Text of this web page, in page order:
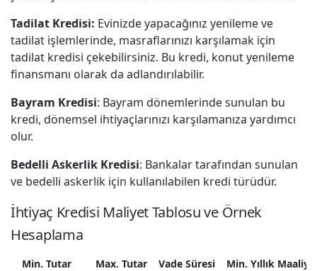
Tadilat Kredisi: Evinizde yapacağınız yenileme ve
tadilat işlemlerinde, masraflarınızı karşılamak için
tadilat kredisi çekebilirsiniz. Bu kredi, konut yenileme
finansmanı olarak da adlandırılabilir.
Bayram Kredisi: Bayram dönemlerinde sunulan bu
kredi, dönemsel ihtiyaçlarınızı karşılamanıza yardımcı
olur.
Bedelli Askerlik Kredisi: Bankalar tarafından sunulan
ve bedelli askerlik için kullanılabilen kredi türüdür.
İhtiyaç Kredisi Maliyet Tablosu ve Örnek
Hesaplama
Min. Tutar Max. Tutar Vade Süresi Min. Yıllık